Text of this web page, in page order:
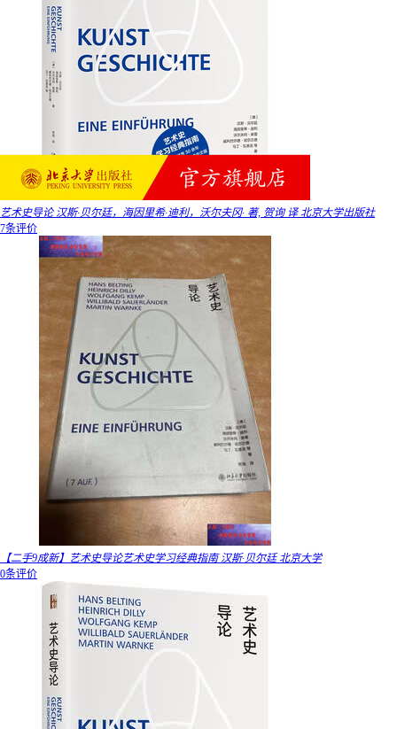
艺术史导论 汉斯·贝尔廷，海因里希·迪利，沃尔夫冈· 著, 贺询 译 北京大学出版社
7条评价
【二手9成新】艺术史导论艺术史学习经典指南 汉斯·贝尔廷 北京大学
0条评价